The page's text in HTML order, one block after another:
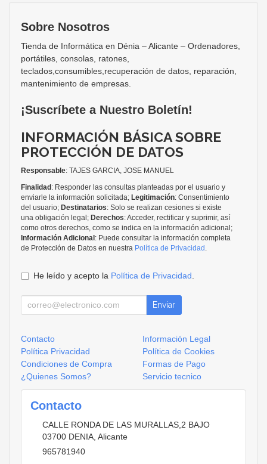
Sobre Nosotros
Tienda de Informática en Dénia – Alicante – Ordenadores,
portátiles, consolas, ratones,
teclados,consumibles,recuperación de datos, reparación,
mantenimiento de empresas.
¡Suscríbete a Nuestro Boletín!
INFORMACIÓN BÁSICA SOBRE
PROTECCIÓN DE DATOS
Responsable: TAJES GARCIA, JOSE MANUEL
Finalidad : Responder las consultas planteadas por el usuario y
enviarle la información solicitada; Legitimación: Consentimiento
del usuario; Destinatarios: Solo se realizan cesiones si existe
una obligación legal; Derechos: Acceder, rectificar y suprimir, así
como otros derechos, como se indica en la información adicional;
Información Adicional : Puede consultar la información completa
de Protección de Datos en nuestra Política de Privacidad
He leído y acepto la Política de Privacidad
Enviar
Contacto
Información Legal
Política Privacidad
Política de Cookies
Condiciones de Compra
Formas de Pago
¿Quienes Somos?
Servicio tecnico
Contacto
CALLE RONDA DE LAS MURALLAS,2 BAJO
03700 DENIA Alicante
965781940